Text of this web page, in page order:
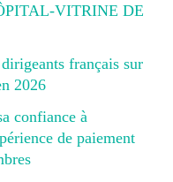
VITRINE DE
français sur
2026
confiance à
de paiement